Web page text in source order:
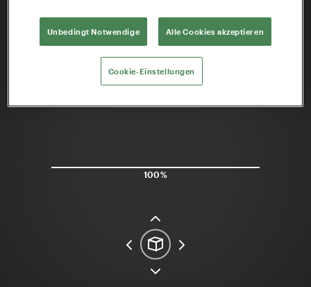
100%
Unbedingt Notwendige Alle Cookies akzeptieren
Cookie-Einstellungen